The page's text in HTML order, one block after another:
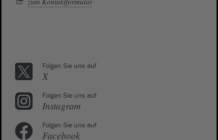
Folgen Sie uns auf
X
Folgen Sie uns auf
Instagram
Folgen Sie uns auf
Facebook